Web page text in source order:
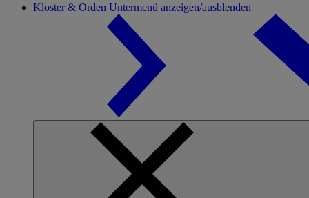
Kloster & Orden Untermenü anzeigen/ausblenden